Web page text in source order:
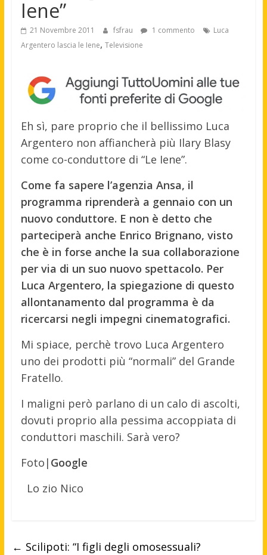
Iene”
21 Novembre 2011 fsfrau 1 commento
Luca
Argentero lascia le Iene, Televisione
Eh sì, pare proprio che il bellissimo Luca
Argentero non affiancherà più Ilary Blasy
come co-conduttore di “Le Iene”.
Come fa sapere l’agenzia Ansa, il
programma riprenderà a gennaio con un
nuovo conduttore. E non è detto che
parteciperà anche Enrico Brignano, visto
che è in forse anche la sua collaborazione
per via di un suo nuovo spettacolo. Per
Luca Argentero, la spiegazione di questo
allontanamento dal programma è da
ricercarsi negli impegni cinematografici.
Mi spiace, perchè trovo Luca Argentero
uno dei prodotti più “normali” del Grande
Fratello.
I maligni però parlano di un calo di ascolti,
dovuti proprio alla pessima accoppiata di
conduttori maschili. Sarà vero?
Foto| Google
Lo zio Nico
← Scilipoti: “I figli degli omosessuali?